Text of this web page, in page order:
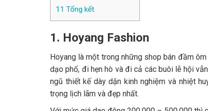
11 Tổng kết
1. Hoyang Fashion
Hoyang là một trong những shop bán đầm
dạo phố, đi hẹn hò và đi cả các buôi lễ hội
ngũ thiết kế dày dặn kinh nghiệm và nhiệt
trọng lịch lãm và đẹp nhất.